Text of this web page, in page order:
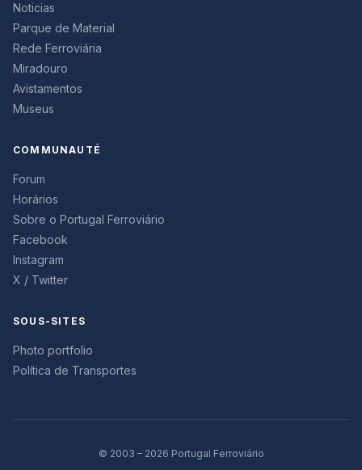
Noticias
Parque de Material
Rede Ferroviária
Miradouro
Avistamentos
Museus
COMMUNAUTÉ
Forum
Horários
Sobre o Portugal Ferroviário
Facebook
Instagram
X / Twitter
SOUS-SITES
Photo portfolio
Política de Transportes
© 2003 – 2026 Portugal Ferroviário